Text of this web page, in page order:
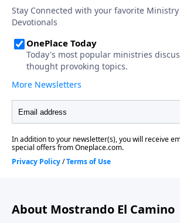
About Mostrando El Camino